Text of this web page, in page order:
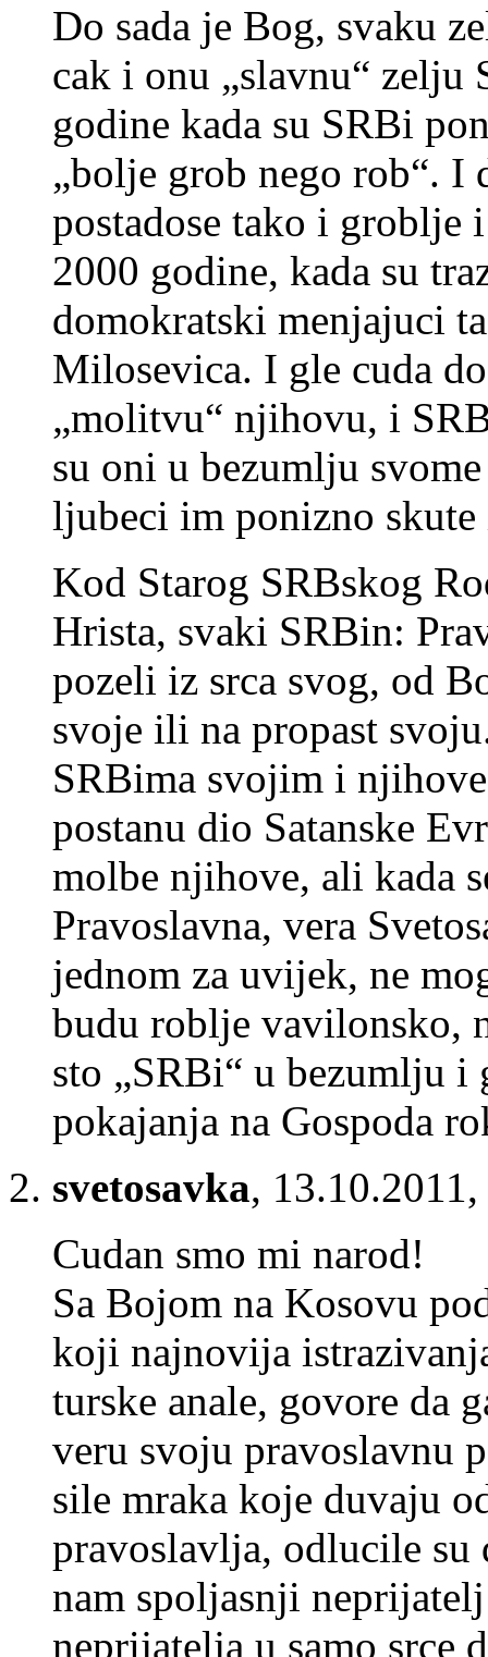
Do sada je Bog, svaku
cak i onu „slavnu“ zelju
godine kada su SRBi
„bolje grob nego rob“.
postadose tako i
2000 godine, kada su
domokratski menjajuci
Milosevica. I gle cuda
„molitvu“ njihovu, i
su oni u bezumlju
ljubeci im ponizno
Kod Starog SRBskog
Hrista, svaki SRBin:
pozeli iz srca svog, od
svoje ili na propast
SRBima svojim i
postanu dio Satanske
molbe njihove, ali kada
Pravoslavna, vera
jednom za uvijek, ne
budu roblje vavilonsko,
sto „SRBi“ u bezumlju
pokajanja na Gospoda
svetosavka,
Cudan smo mi narod!
Sa Bojom na Kosovu
koji najnovija
turske anale, govore da
veru svoju pravoslavnu
sile mraka koje duvaju
pravoslavlja, odlucile su
nam spoljasnji
neprijatelja u samo